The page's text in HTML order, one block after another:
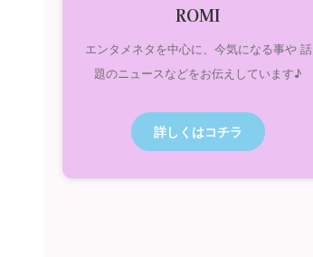
ROMI
エンタメネタを中心に、今気になる事や 話
題のニュースなどをお伝えしています♪
詳しくはコチラ